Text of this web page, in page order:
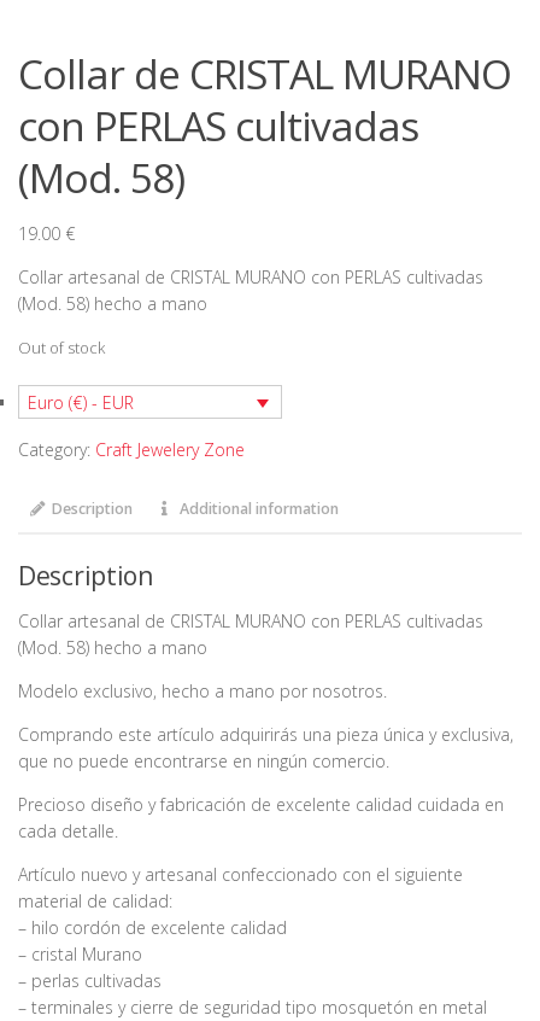
Collar de CRISTAL MURANO
con PERLAS cultivadas
(Mod. 58)
19.00 €
Collar artesanal de CRISTAL MURANO con PERLAS cultivadas
(Mod. 58) hecho a mano
Out of stock
Euro (€) - EUR
Category: Craft Jewelery Zone
Description Additional information
Description
Collar artesanal de CRISTAL MURANO con PERLAS cultivadas
(Mod. 58) hecho a mano
Modelo exclusivo, hecho a mano por nosotros.
Comprando este artículo adquirirás una pieza única y exclusiva,
que no puede encontrarse en ningún comercio.
Precioso diseño y fabricación de excelente calidad cuidada en
cada detalle.
Artículo nuevo y artesanal confeccionado con el siguiente
material de calidad:
– hilo cordón de excelente calidad
– cristal Murano
– perlas cultivadas
– terminales y cierre de seguridad tipo mosquetón en metal